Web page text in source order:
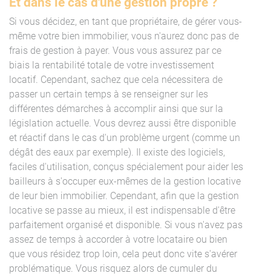
Si vous décidez, en tant que propriétaire, de gérer vous-
même votre bien immobilier, vous n'aurez donc pas de
frais de gestion à payer. Vous vous assurez par ce
biais la rentabilité totale de votre investissement
locatif. Cependant, sachez que cela nécessitera de
passer un certain temps à se renseigner sur les
différentes démarches à accomplir ainsi que sur la
législation actuelle. Vous devrez aussi être disponible
et réactif dans le cas d'un problème urgent (comme un
dégât des eaux par exemple). Il existe des logiciels,
faciles d'utilisation, conçus spécialement pour aider les
bailleurs à s'occuper eux-mêmes de la gestion locative
de leur bien immobilier. Cependant, afin que la gestion
locative se passe au mieux, il est indispensable d'être
parfaitement organisé et disponible. Si vous n'avez pas
assez de temps à accorder à votre locataire ou bien
que vous résidez trop loin, cela peut donc vite s'avérer
problématique. Vous risquez alors de cumuler du